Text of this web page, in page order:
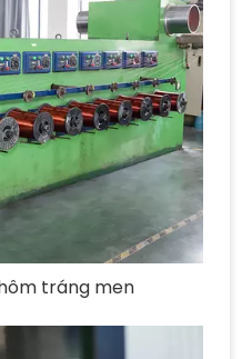
tráng men